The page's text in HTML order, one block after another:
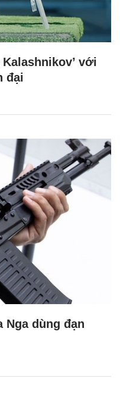
với
đại
Nga dùng đạn